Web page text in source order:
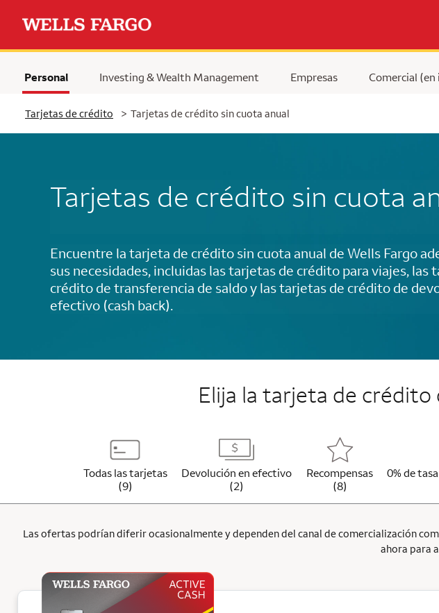
Personal Investing & Wealth Management Empresas Comercial (en
Tarjetas de crédito > Tarjetas de crédito sin cuota anual
Tarjetas de crédito sin cuota
Encuentre la tarjeta de crédito sin cuota anual de Wells Fargo
sus necesidades, incluidas las tarjetas de crédito para viajes, las
crédito de transferencia de saldo y las tarjetas de crédito de
efectivo (cash back).
Elija la tarjeta de crédito
Todas las tarjetas
(9)
Devolución en efectivo
(2)
Recompensas
(8)
0% de
Las ofertas podrían diferir ocasionalmente y dependen del canal de comercialización
ahora para